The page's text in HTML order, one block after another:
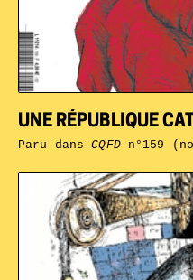
UNE RÉPUBLIQUE
Paru dansCQFDn°159